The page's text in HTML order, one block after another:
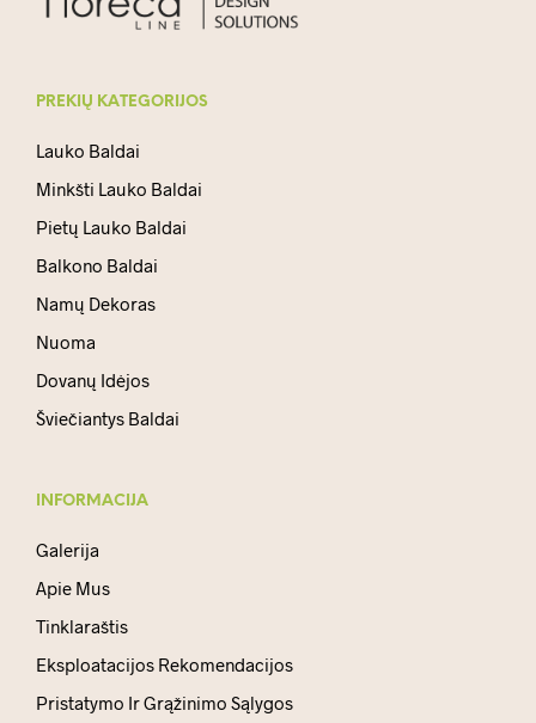
PREKIŲ KATEGORIJOS
Lauko Baldai
Minkšti Lauko Baldai
Pietų Lauko Baldai
Balkono Baldai
Namų Dekoras
Nuoma
Dovanų Idėjos
Šviečiantys Baldai
INFORMACIJA
Galerija
Apie Mus
Tinklaraštis
Eksploatacijos Rekomendacijos
Pristatymo Ir Grąžinimo Sąlygos